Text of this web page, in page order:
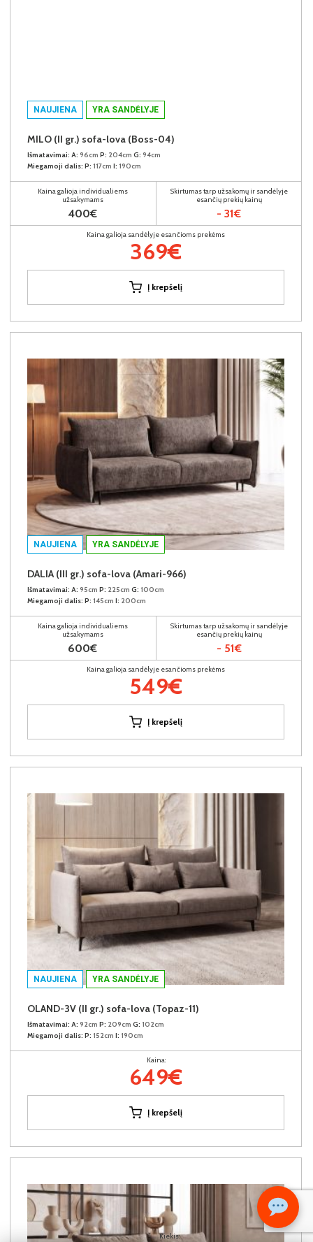
Kiekis:
NAUJIENA YRA SANDĖLYJE
MILO (II gr.) sofa-lova (Boss-04)
Išmatavimai: A: 96cm P: 204cm G: 94cm
Miegamoji dalis: P: 117cm I: 190cm
Kaina galioja individualiems
užsakymams
400€
Skirtumas tarp užsakomų ir sandėlyje
esančių prekių kainų
- 31€
Kaina galioja sandėlyje esančioms prekėms
369€
Į krepšelį
NAUJIENA YRA SANDĖLYJE
DALIA (III gr.) sofa-lova (Amari-966)
Išmatavimai: A: 95cm P: 225cm G: 100cm
Miegamoji dalis: P: 145cm I: 200cm
Kaina galioja individualiems
užsakymams
600€
Skirtumas tarp užsakomų ir sandėlyje
esančių prekių kainų
- 51€
Kaina galioja sandėlyje esančioms prekėms
549€
Į krepšelį
NAUJIENA YRA SANDĖLYJE
OLAND-3V (II gr.) sofa-lova (Topaz-11)
Išmatavimai: A: 92cm P: 209cm G: 102cm
Miegamoji dalis: P: 152cm I: 190cm
Kaina:
649€
Į krepšelį